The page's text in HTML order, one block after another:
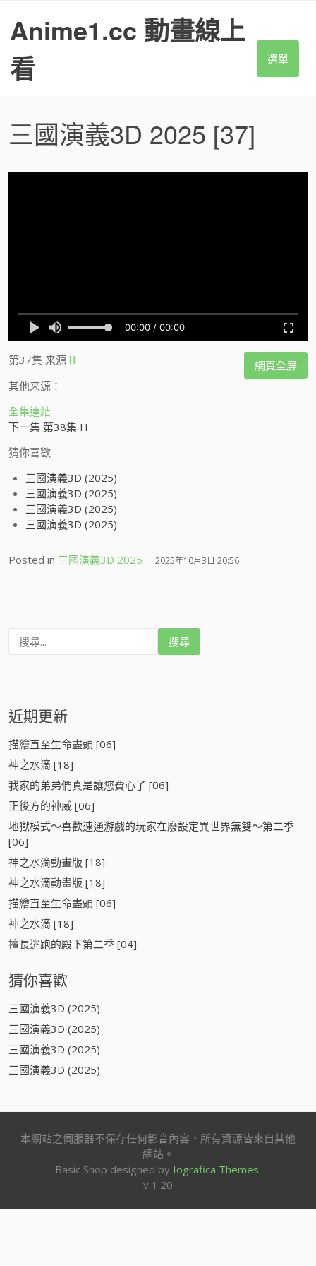
Anime1.cc 動畫線上
看
選單
三國演義3D 2025 [37]
網頁全屏
第37集 来源 H
其他来源：
全集連結
下一集 第38集 H
猜你喜歡
三國演義3D (2025)
三國演義3D (2025)
三國演義3D (2025)
三國演義3D (2025)
Posted in 三國演義3D 2025 2025年10月3日 20:56
近期更新
描繪直至生命盡頭 [06]
神之水滴 [18]
我家的弟弟們真是讓您費心了 [06]
正後方的神威 [06]
地獄模式～喜歡速通游戲的玩家在廢設定異世界無雙～第二季
[06]
神之水滴動畫版 [18]
神之水滴動畫版 [18]
描繪直至生命盡頭 [06]
神之水滴 [18]
擅長逃跑的殿下第二季 [04]
猜你喜歡
三國演義3D (2025)
三國演義3D (2025)
三國演義3D (2025)
三國演義3D (2025)
本網站之伺服器不保存任何影音內容，所有資源皆來自其他
網站。
Basic Shop designed by Iografica Themes.
v 1.20